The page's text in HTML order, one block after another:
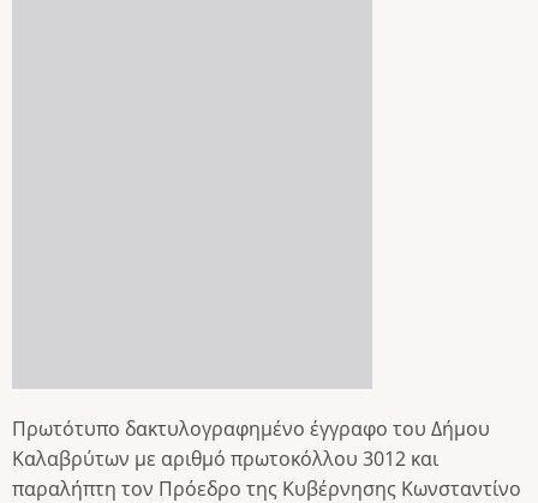
Πρωτότυπο δακτυλογραφημένο έγγραφο του Δήμου
Καλαβρύτων με αριθμό πρωτοκόλλου 3012 και
παραλήπτη τον Πρόεδρο της Κυβέρνησης Κωνσταντίνο